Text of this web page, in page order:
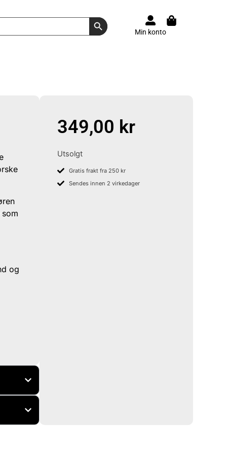
Search Button
Min konto
og
349,00 kr
Utsolgt
Gratis frakt fra 250 kr
Sendes innen 2 virkedager